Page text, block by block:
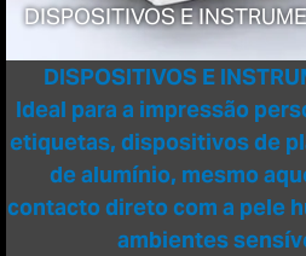
DISPOSITIVOS E
DISPOSITIVOS E
Ideal para a impressão
etiquetas, dispositivos de
de alumínio, mesmo
contacto direto com a pele
ambientes